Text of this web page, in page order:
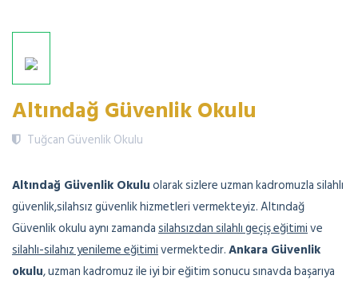
Altındağ Güvenlik Okulu
Tuğcan Güvenlik Okulu
Altındağ Güvenlik Okuluolarak sizlere uzman kadromuzla silahlı
güvenlik,silahsız güvenlik hizmetleri vermekteyiz. Altındağ
Güvenlik okulu aynı zamandasilahsızdan silahlı geçiş eğitimive
silahlı-silahız yenileme eğitimivermektedir.Ankara Güvenlik
okulu, uzman kadromuz ile iyi bir eğitim sonucu sınavda başarıya